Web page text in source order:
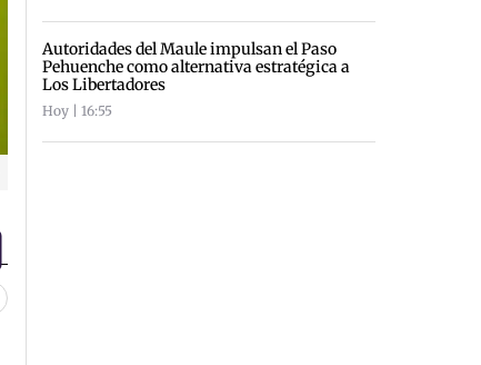
Autoridades del Maule impulsan el Paso
Pehuenche como alternativa estratégica a
Los Libertadores
Hoy | 16:55